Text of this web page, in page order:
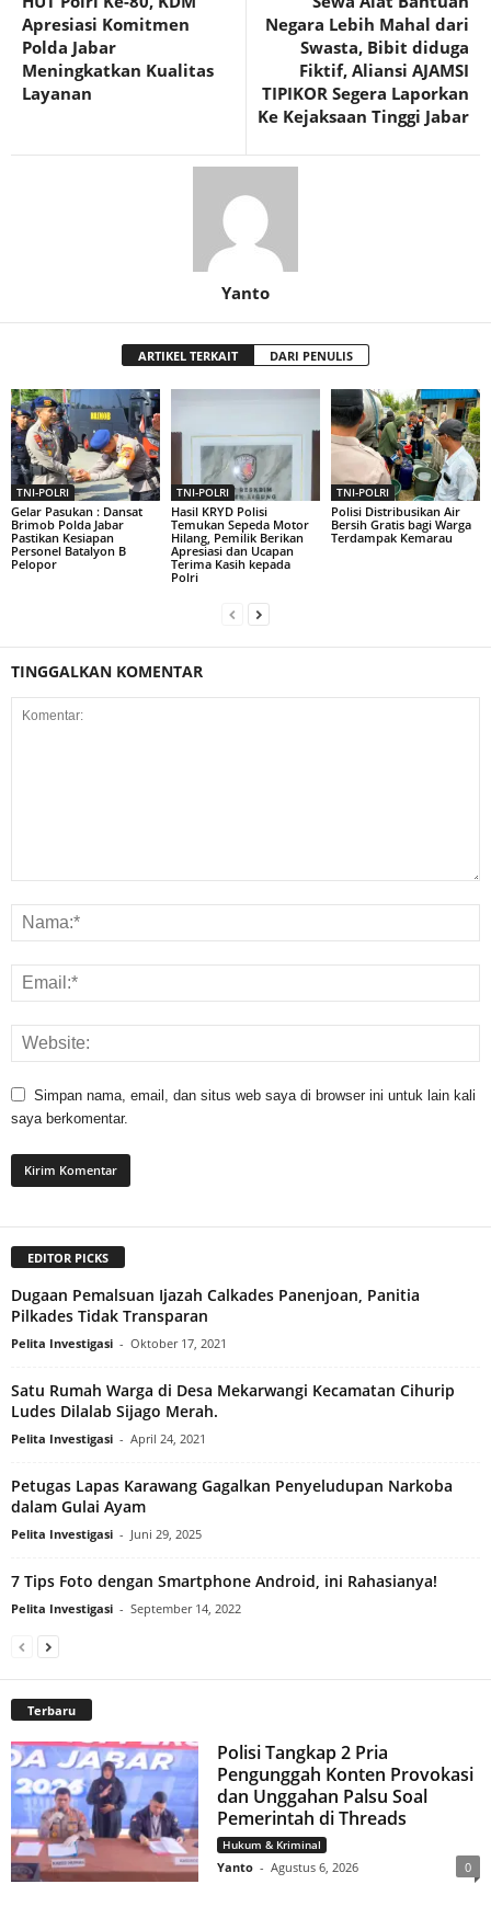
Apresiasi Komitmen
Polda Jabar
Meningkatkan Kualitas
Layanan
Negara Lebih Mahal dari
Swasta, Bibit diduga
Fiktif, Aliansi AJAMSI
TIPIKOR Segera Laporkan
Ke Kejaksaan Tinggi Jabar
Yanto
ARTIKEL TERKAIT DARI PENULIS
TNI-POLRI
Gelar Pasukan : Dansat
Brimob Polda Jabar
Pastikan Kesiapan
Personel Batalyon B
Pelopor
TNI-POLRI
Hasil KRYD Polisi
Temukan Sepeda Motor
Hilang, Pemilik Berikan
Apresiasi dan Ucapan
Terima Kasih kepada
Polri
TNI-POLRI
Polisi Distribusikan Air
Bersih Gratis bagi Warga
Terdampak Kemarau
TINGGALKAN KOMENTAR
Simpan nama, email, dan situs web saya di browser ini untuk lain kali
saya berkomentar.
EDITOR PICKS
Dugaan Pemalsuan Ijazah Calkades Panenjoan, Panitia
Pilkades Tidak Transparan
Pelita Investigasi - Oktober 17, 2021
Satu Rumah Warga di Desa Mekarwangi Kecamatan Cihurip
Ludes Dilalab Sijago Merah.
Pelita Investigasi - April 24, 2021
Petugas Lapas Karawang Gagalkan Penyeludupan Narkoba
dalam Gulai Ayam
Pelita Investigasi - Juni 29, 2025
7 Tips Foto dengan Smartphone Android, ini Rahasianya!
Pelita Investigasi - September 14, 2022
Terbaru
Polisi Tangkap 2 Pria
Pengunggah Konten Provokasi
dan Unggahan Palsu Soal
Pemerintah di Threads
Hukum & Kriminal
Yanto - Agustus 6, 2026 0